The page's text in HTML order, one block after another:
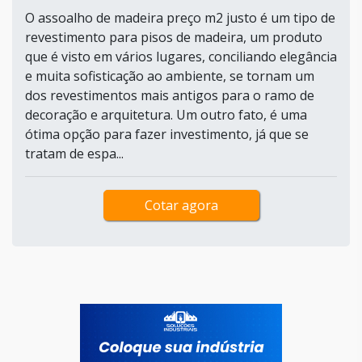
O assoalho de madeira preço m2 justo é um tipo de
revestimento para pisos de madeira, um produto
que é visto em vários lugares, conciliando elegância
e muita sofisticação ao ambiente, se tornam um
dos revestimentos mais antigos para o ramo de
decoração e arquitetura. Um outro fato, é uma
ótima opção para fazer investimento, já que se
tratam de espa...
Cotar agora